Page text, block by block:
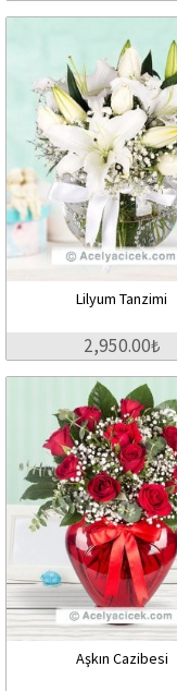
Lilyum Tanzimi
2,950.00₺
Aşkın Cazibesi